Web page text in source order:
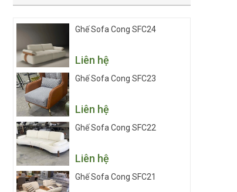
Ghế Sofa Cong SFC24
Liên hệ
Ghế Sofa Cong SFC23
Liên hệ
Ghế Sofa Cong SFC22
Liên hệ
Ghế Sofa Cong SFC21